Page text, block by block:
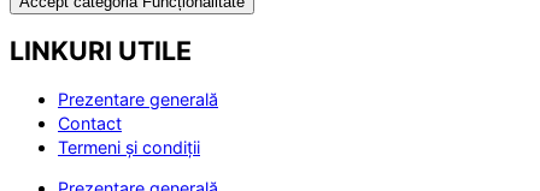
LINKURI UTILE
Prezentare generală
Contact
Termeni și condiții